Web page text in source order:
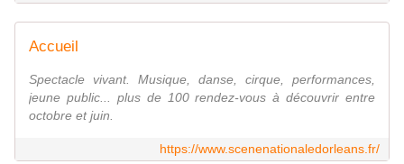
Accueil
Spectacle vivant. Musique, danse, cirque, performances,
jeune public... plus de 100 rendez-vous à découvrir entre
octobre et juin.
https://www.scenenationaledorleans.fr/